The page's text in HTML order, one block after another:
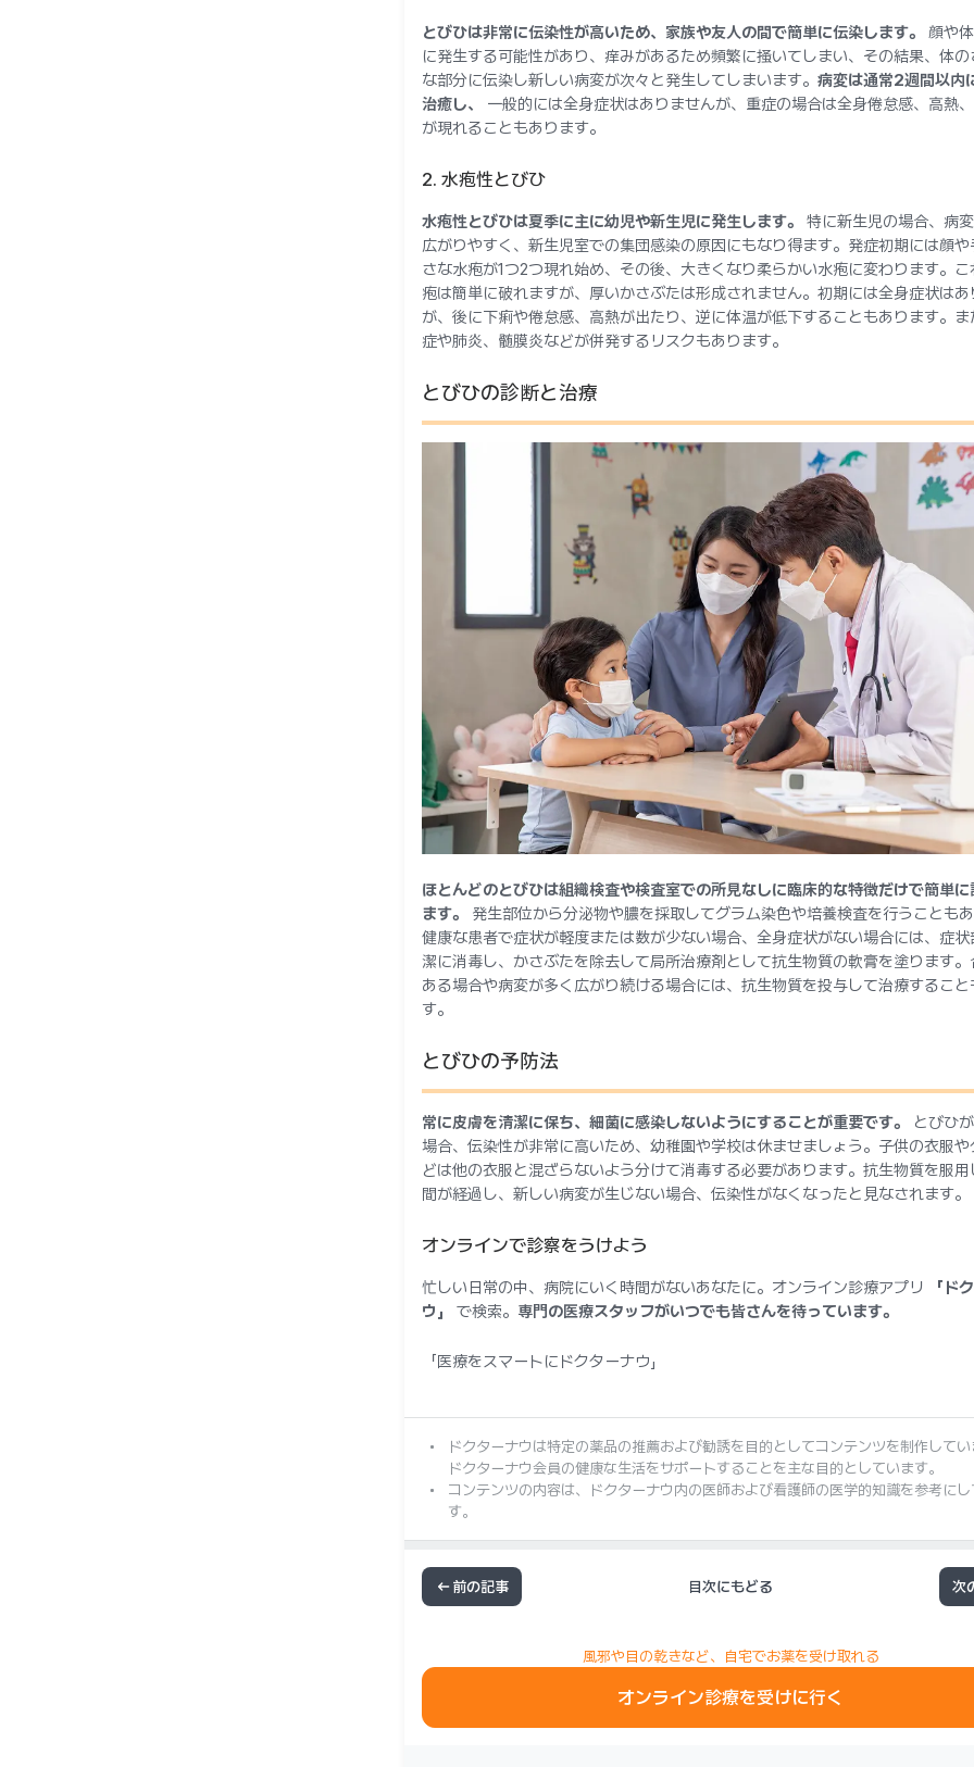
とびひは非常に伝染性が高いため、家族や友人の間で簡単に伝染します。
顔や
に発生する可能性があり、痒みがあるため頻繁に掻いてしまい、その結果、体
な部分に伝染し新しい病変が次々と発生してしまいます。 病変は通常2週間以内
治癒し、
一般的には全身症状はありませんが、重症の場合は全身倦怠感、高熱
が現れることもあります。
2. 水疱性とびひ
水疱性とびひは夏季に主に幼児や新生児に発生します。
特に新生児の場合、病
広がりやすく、新生児室での集団感染の原因にもなり得ます。発症初期には顔
さな水疱が1つ2つ現れ始め、その後、大きくなり柔らかい水疱に変わります。
疱は簡単に破れますが、厚いかさぶたは形成されません。初期には全身症状は
が、後に下痢や倦怠感、高熱が出たり、逆に体温が低下することもあります。ま
症や肺炎、髄膜炎などが併発するリスクもあります。
とびひの診断と治療
ほとんどのとびひは組織検査や検査室での所見なしに臨床的な特徴だけで簡単
ます。
発生部位から分泌物や膿を採取してグラム染色や培養検査を行うことも
健康な患者で症状が軽度または数が少ない場合、全身症状がない場合には、症状
潔に消毒し、かさぶたを除去して局所治療剤として抗生物質の軟膏を塗ります。
ある場合や病変が多く広がり続ける場合には、抗生物質を投与して治療するこ
す。
とびひの予防法
常に皮膚を清潔に保ち、細菌に感染しないようにすることが重要です。
とびひ
場合、伝染性が非常に高いため、幼稚園や学校は休ませましょう。子供の衣服や
どは他の衣服と混ざらないよう分けて消毒する必要があります。抗生物質を服
間が経過し、新しい病変が生じない場合、伝染性がなくなったと見なされます。
オンラインで診察をうけよう
忙しい日常の中、病院にいく時間がないあなたに。オンライン診療アプリ
「ド
ウ」
で検索。 専門の医療スタッフがいつでも皆さんを待っています。
「医療をスマートにドクターナウ」
ドクターナウは特定の薬品の推薦および勧誘を目的としてコンテンツを制作して
ドクターナウ会員の健康な生活をサポートすることを主な目的としています。
コンテンツの内容は、ドクターナウ内の医師および看護師の医学的知識を参考に
す。
前の記事 目次にもどる 次
風邪や目の乾きなど、自宅でお薬を受け取れる
オンライン診療を受けに行く